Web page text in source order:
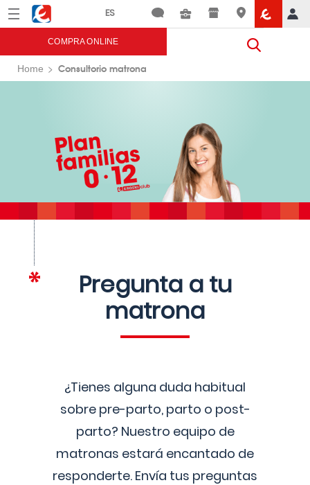
Menú Eroski
COMPRA ONLINE
Home Consultorio matrona
Pregunta a tu
matrona
¿Tienes alguna duda habitual
sobre pre-parto, parto o post-
parto? Nuestro equipo de
matronas estará encantado de
responderte. Envía tus preguntas